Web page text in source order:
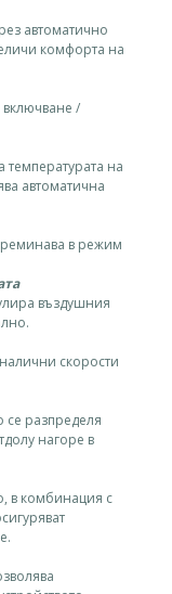
автоматично
комфорта на
включване /
температурата на
автоматична
в режим
въздушния
скорости
разпределя
нагоре в
в комбинация с